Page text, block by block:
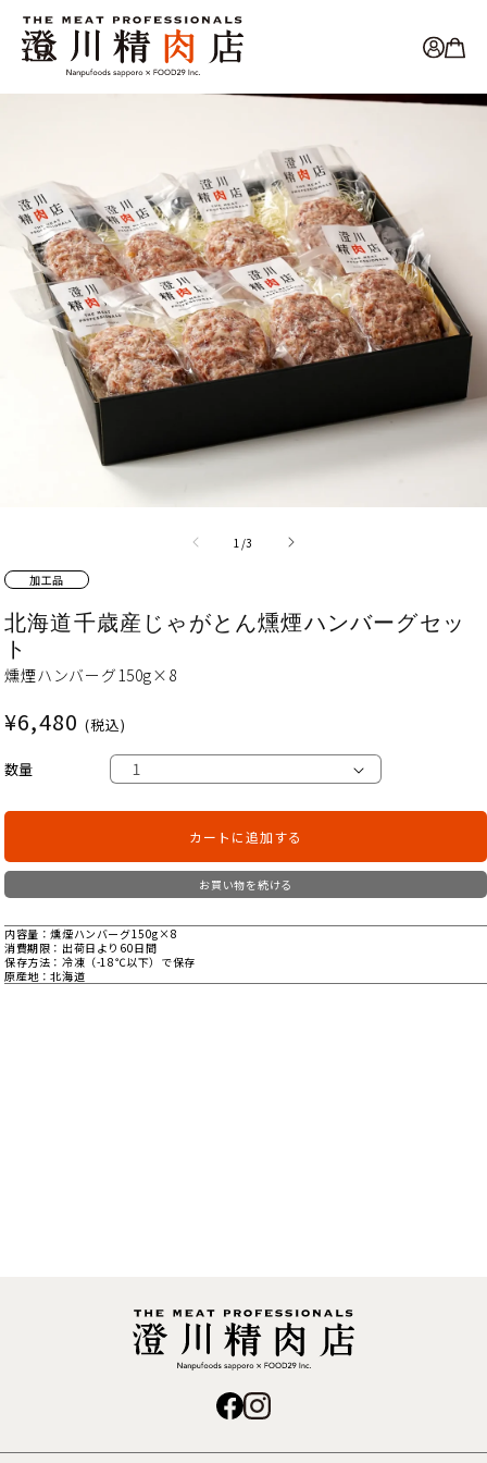
ンツに
進む
ト
商品情
1 /の
3
加工品
北海道千歳産じゃがとん燻煙ハンバーグセッ
ト
燻煙ハンバーグ150g×8
通
価
¥6,480 (税込)
数量
カートに追加する
お買い物を続ける
内容量
燻煙ハンバーグ150g×8
消費期限
出荷日より60日間
保存方法
冷凍（-18℃以下）で保存
原産地
北海道